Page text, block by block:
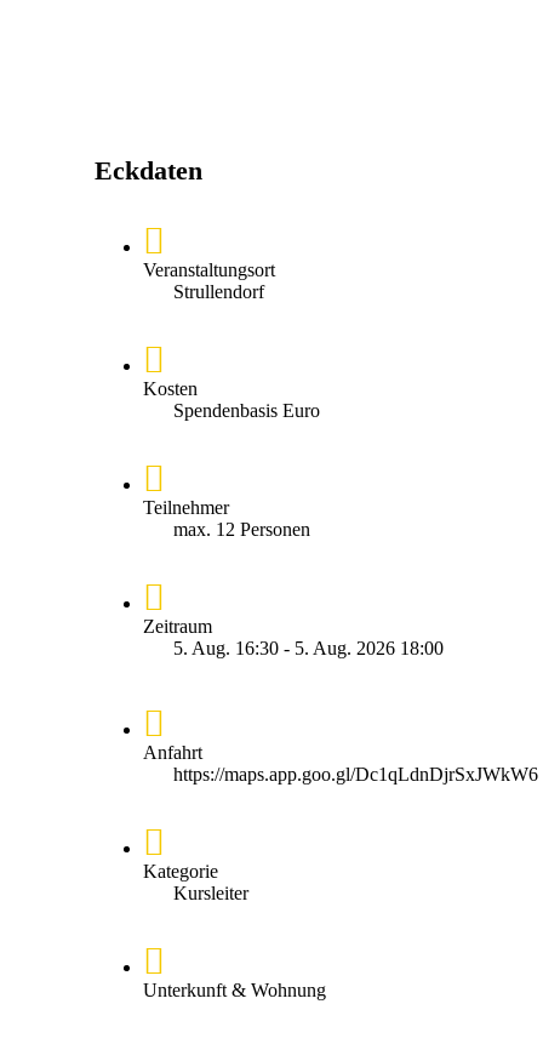
Eckdaten
Veranstaltungsort
Strullendorf
Kosten
Spendenbasis Euro
Teilnehmer
max. 12 Personen
Zeitraum
5. Aug. 16:30 - 5. Aug. 2026 18:00
Anfahrt
https://maps.app.goo.gl/Dc1qLdnDjrSxJWkW6
Kategorie
Kursleiter
Unterkunft & Wohnung